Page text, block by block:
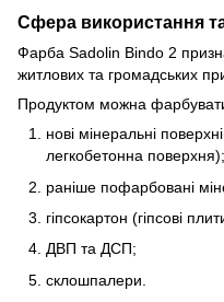
Сфера використання
Фарба Sadolin Bindo 2
житлових та громадських
Продуктом можна
нові мінеральні
легкобетонна поверхня);
раніше пофарбовані
гіпсокартон (гіпсові
ДВП та ДСП;
склошпалери.